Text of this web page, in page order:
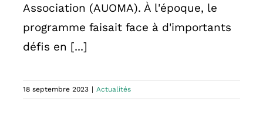
Association (AUOMA). À l'époque, le
programme faisait face à d'importants
défis en [...]
18 septembre 2023 | Actualités